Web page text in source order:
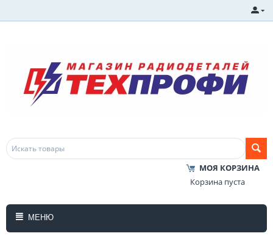
МОЯ КОРЗИНА
Корзина пуста
МЕНЮ